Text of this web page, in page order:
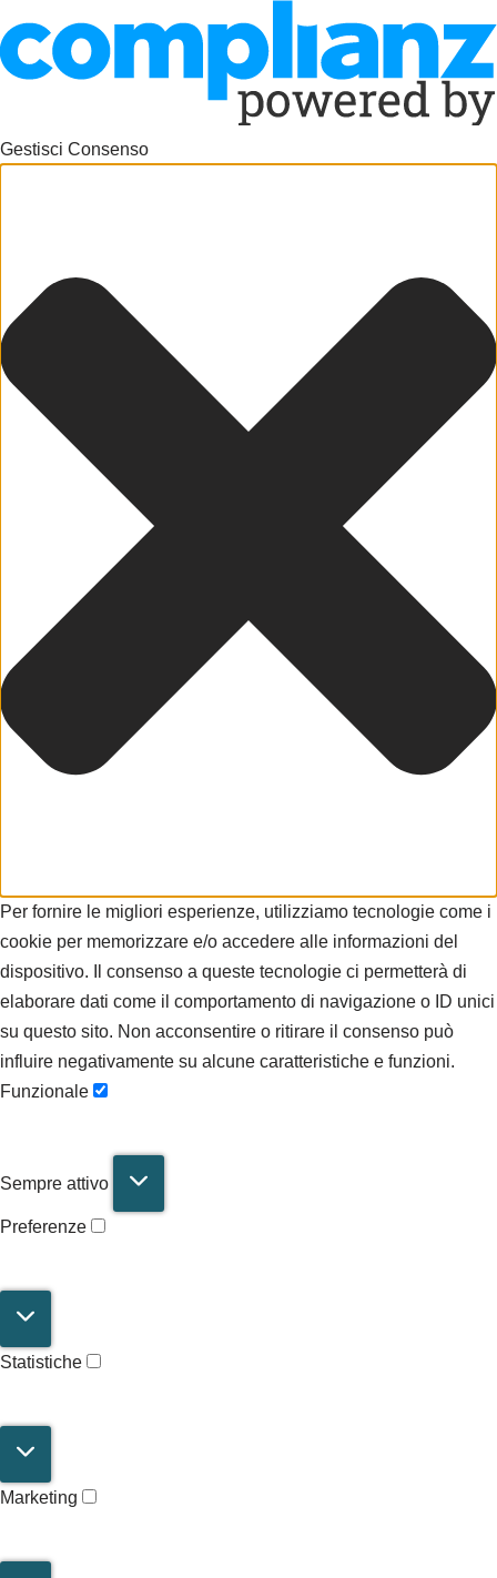
Gestisci Consenso
Per fornire le migliori esperienze, utilizziamo tecnologie come i
cookie per memorizzare e/o accedere alle informazioni del
dispositivo. Il consenso a queste tecnologie ci permetterà di
elaborare dati come il comportamento di navigazione o ID unici
su questo sito. Non acconsentire o ritirare il consenso può
influire negativamente su alcune caratteristiche e funzioni.
Funzionale
Sempre attivo
Preferenze
Statistiche
Marketing